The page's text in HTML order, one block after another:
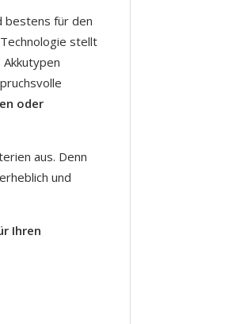
bestens für den
stellt
oder
aus. Denn
und
Ihren